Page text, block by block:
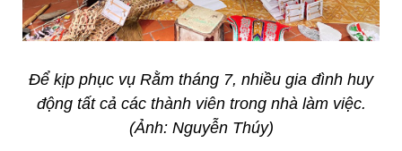
Để kịp phục vụ Rằm tháng 7, nhiều gia đình huy
động tất cả các thành viên trong nhà làm việc.
(Ảnh: Nguyễn Thúy)